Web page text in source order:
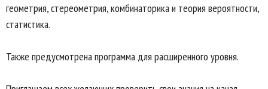
геометрия, стереометрия, комбинаторика и теория вероятности,
статистика.
Также предусмотрена программа для расширенного уровня.